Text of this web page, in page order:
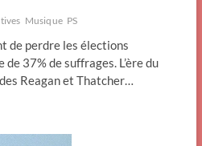
Musique PS
de perdre les élections
37% de suffrages. L’ère du
Reagan et Thatcher…